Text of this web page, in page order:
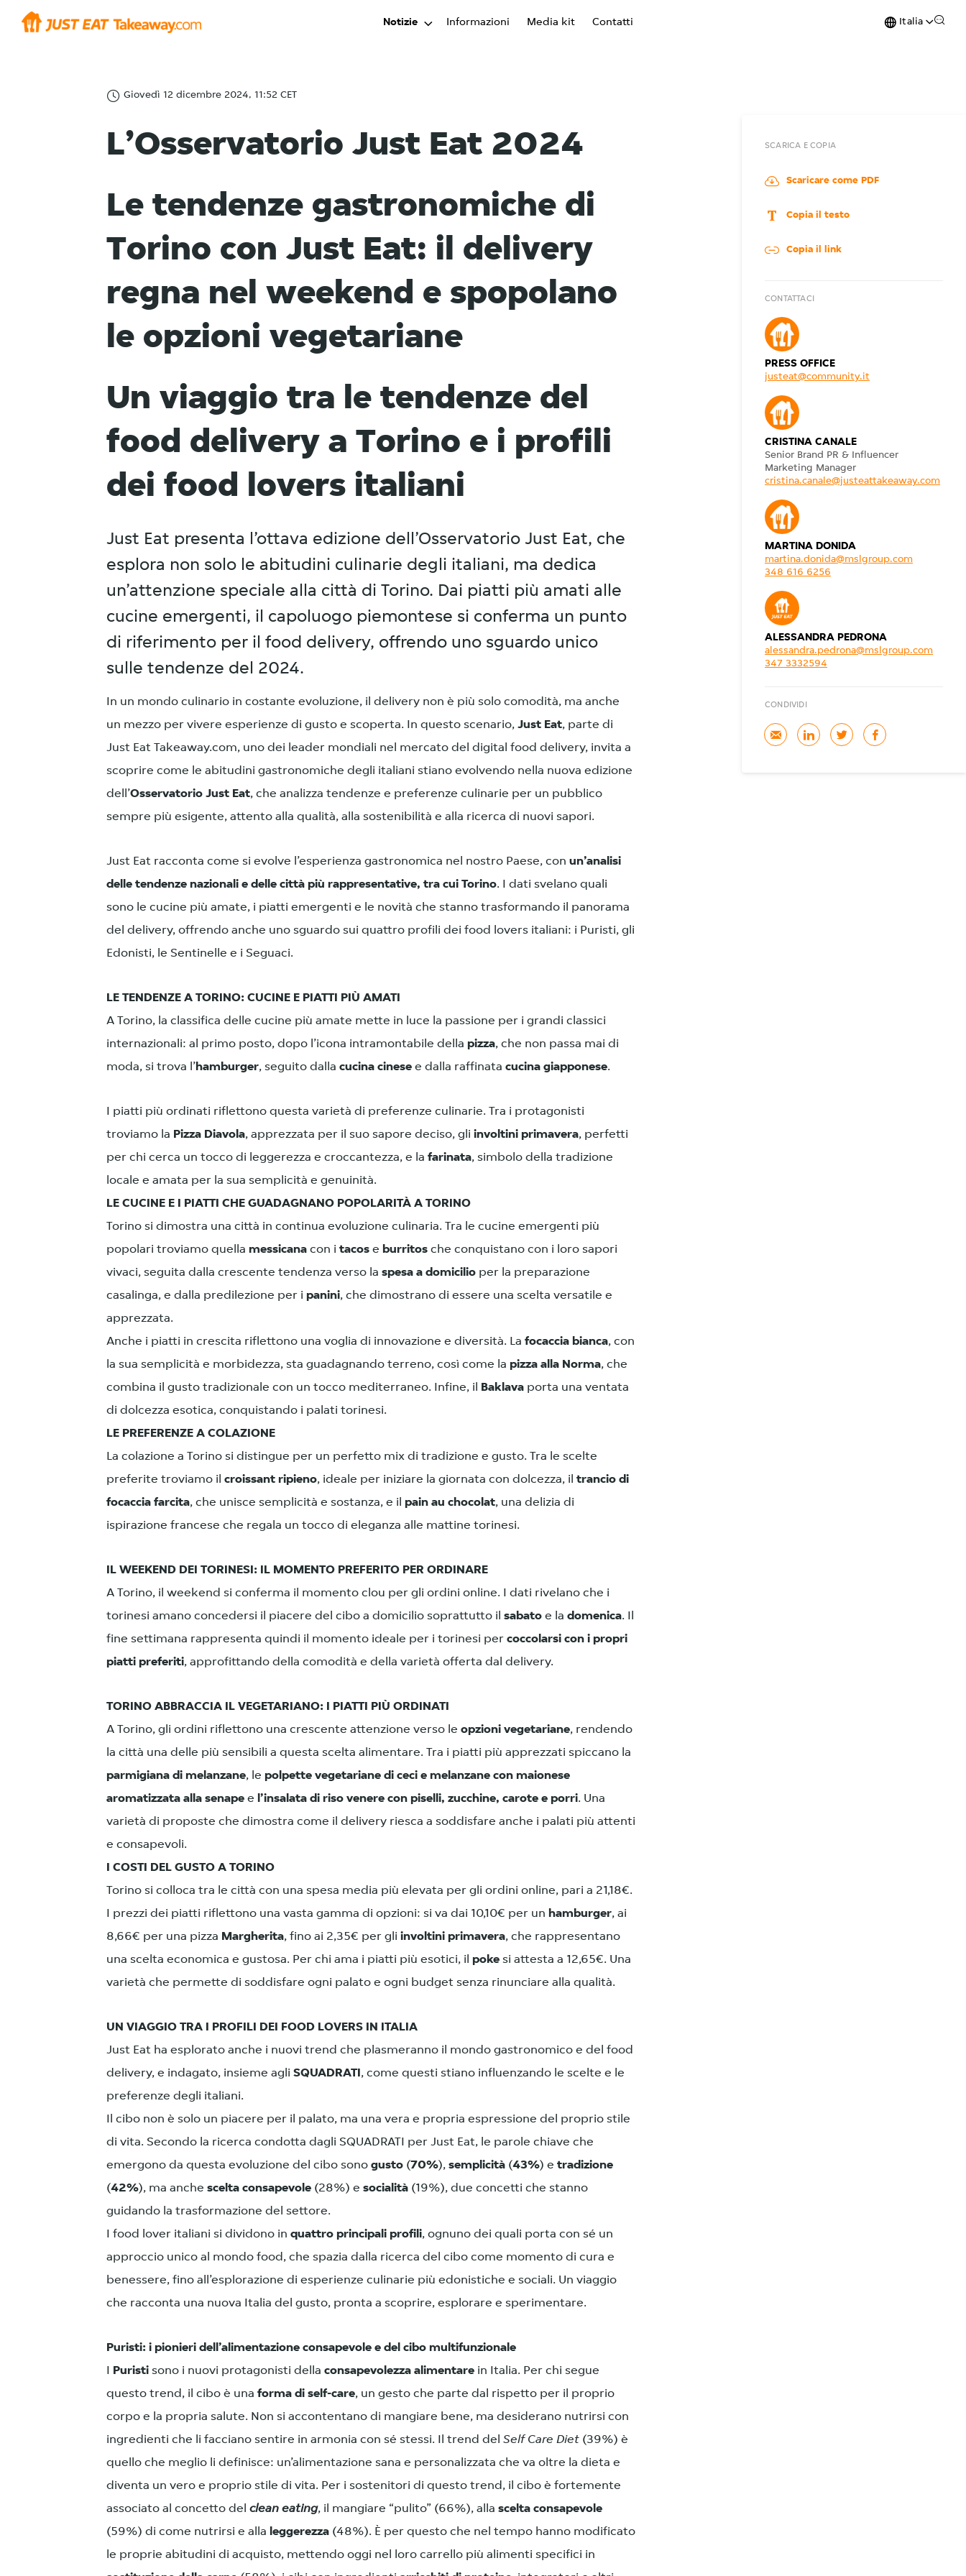
Notizie Informazioni Media kit Contatti Italia
Giovedì 12 dicembre 2024, 11:52 CET
L’Osservatorio Just Eat 2024
Le tendenze gastronomiche di
Torino con Just Eat: il delivery
regna nel weekend e spopolano
le opzioni vegetariane
Un viaggio tra le tendenze del
food delivery a Torino e i profili
dei food lovers italiani
Just Eat presenta l’ottava edizione dell’Osservatorio Just Eat, che
esplora non solo le abitudini culinarie degli italiani, ma dedica
un’attenzione speciale alla città di Torino. Dai piatti più amati alle
cucine emergenti, il capoluogo piemontese si conferma un punto
di riferimento per il food delivery, offrendo uno sguardo unico
sulle tendenze del 2024.
In un mondo culinario in costante evoluzione, il delivery non è più solo comodità, ma anche
un mezzo per vivere esperienze di gusto e scoperta. In questo scenario, Just Eat, parte di
Just Eat Takeaway.com, uno dei leader mondiali nel mercato del digital food delivery, invita a
scoprire come le abitudini gastronomiche degli italiani stiano evolvendo nella nuova edizione
dell’Osservatorio Just Eat, che analizza tendenze e preferenze culinarie per un pubblico
sempre più esigente, attento alla qualità, alla sostenibilità e alla ricerca di nuovi sapori.
Just Eat racconta come si evolve l’esperienza gastronomica nel nostro Paese, con un’analisi
delle tendenze nazionali e delle città più rappresentative, tra cui Torino. I dati svelano quali
sono le cucine più amate, i piatti emergenti e le novità che stanno trasformando il panorama
del delivery, offrendo anche uno sguardo sui quattro profili dei food lovers italiani: i Puristi, gli
Edonisti, le Sentinelle e i Seguaci.
LE TENDENZE A TORINO: CUCINE E PIATTI PIÙ AMATI
A Torino, la classifica delle cucine più amate mette in luce la passione per i grandi classici
internazionali: al primo posto, dopo l’icona intramontabile della pizza, che non passa mai di
moda, si trova l’hamburger, seguito dalla cucina cinese e dalla raffinata cucina giapponese.
I piatti più ordinati riflettono questa varietà di preferenze culinarie. Tra i protagonisti
troviamo la Pizza Diavola, apprezzata per il suo sapore deciso, gli involtini primavera, perfetti
per chi cerca un tocco di leggerezza e croccantezza, e la farinata, simbolo della tradizione
locale e amata per la sua semplicità e genuinità.
LE CUCINE E I PIATTI CHE GUADAGNANO POPOLARITÀ A TORINO
Torino si dimostra una città in continua evoluzione culinaria. Tra le cucine emergenti più
popolari troviamo quella messicana con i tacos e burritos che conquistano con i loro sapori
vivaci, seguita dalla crescente tendenza verso la spesa a domicilio per la preparazione
casalinga, e dalla predilezione per i panini, che dimostrano di essere una scelta versatile e
apprezzata.
Anche i piatti in crescita riflettono una voglia di innovazione e diversità. La focaccia bianca, con
la sua semplicità e morbidezza, sta guadagnando terreno, così come la pizza alla Norma, che
combina il gusto tradizionale con un tocco mediterraneo. Infine, il
Baklava porta una ventata
di dolcezza esotica, conquistando i palati torinesi.
LE PREFERENZE A COLAZIONE
La colazione a Torino si distingue per un perfetto mix di tradizione e gusto. Tra le scelte
preferite troviamo il croissant ripieno, ideale per iniziare la giornata con dolcezza, il trancio di
focaccia farcita, che unisce semplicità e sostanza, e il pain au chocolat, una delizia di
ispirazione francese che regala un tocco di eleganza alle mattine torinesi.
IL WEEKEND DEI TORINESI: IL MOMENTO PREFERITO PER ORDINARE
A Torino, il weekend si conferma il momento clou per gli ordini online. I dati rivelano che i
torinesi amano concedersi il piacere del cibo a domicilio soprattutto il sabato e la domenica. Il
fine settimana rappresenta quindi il momento ideale per i torinesi per coccolarsi con i propri
piatti preferiti, approfittando della comodità e della varietà offerta dal delivery.
TORINO ABBRACCIA IL VEGETARIANO: I PIATTI PIÙ ORDINATI
A Torino, gli ordini riflettono una crescente attenzione verso le opzioni vegetariane, rendendo
la città una delle più sensibili a questa scelta alimentare. Tra i piatti più apprezzati spiccano la
parmigiana di melanzane, le polpette vegetariane di ceci e melanzane con maionese
aromatizzata alla senape e l’insalata di riso venere con piselli, zucchine, carote e porri. Una
varietà di proposte che dimostra come il delivery riesca a soddisfare anche i palati più attenti
e consapevoli.
I COSTI DEL GUSTO A TORINO
Torino si colloca tra le città con una spesa media più elevata per gli ordini online, pari a 21,18€.
I prezzi dei piatti riflettono una vasta gamma di opzioni: si va dai 10,10€ per un hamburger, ai
8,66€ per una pizza Margherita, fino ai 2,35€ per gli involtini primavera, che rappresentano
una scelta economica e gustosa. Per chi ama i piatti più esotici, il poke si attesta a 12,65€. Una
varietà che permette di soddisfare ogni palato e ogni budget senza rinunciare alla qualità.
UN VIAGGIO TRA I PROFILI DEI FOOD LOVERS IN ITALIA
Just Eat ha esplorato anche i nuovi trend che plasmeranno il mondo gastronomico e del food
delivery, e indagato, insieme agli SQUADRATI , come questi stiano influenzando le scelte e le
preferenze degli italiani.
Il cibo non è solo un piacere per il palato, ma una vera e propria espressione del proprio stile
di vita. Secondo la ricerca condotta dagli SQUADRATI per Just Eat, le parole chiave che
emergono da questa evoluzione del cibo sono gusto (70%), semplicità (43%) e tradizione
(42%), ma anche scelta consapevole (28%) e socialità (19%), due concetti che stanno
guidando la trasformazione del settore.
I food lover italiani si dividono in quattro principali profili, ognuno dei quali porta con sé un
approccio unico al mondo food, che spazia dalla ricerca del cibo come momento di cura e
benessere, fino all’esplorazione di esperienze culinarie più edonistiche e sociali. Un viaggio
che racconta una nuova Italia del gusto, pronta a scoprire, esplorare e sperimentare.
Puristi: i pionieri dell’alimentazione consapevole e del cibo multifunzionale
Puristi sono i nuovi protagonisti della consapevolezza alimentare in Italia. Per chi segue
questo trend, il cibo è una forma di self-care, un gesto che parte dal rispetto per il proprio
corpo e la propria salute. Non si accontentano di mangiare bene, ma desiderano nutrirsi con
ingredienti che li facciano sentire in armonia con sé stessi. Il trend del Self Care Diet (39%) è
quello che meglio li definisce: un’alimentazione sana e personalizzata che va oltre la dieta e
diventa un vero e proprio stile di vita. Per i sostenitori di questo trend, il cibo è fortemente
associato al concetto del clean eating, il mangiare “pulito” (66%), alla scelta consapevole
(59%) di come nutrirsi e alla leggerezza (48%). È per questo che nel tempo hanno modificato
le proprie abitudini di acquisto, mettendo oggi nel loro carrello più alimenti specifici in
SCARICA E COPIA
Scaricare come PDF
Copia il testo
Copia il link
CONTATTACI
PRESS OFFICE
justeat@community.it
CRISTINA CANALE
Senior Brand PR & Influencer
Marketing Manager
cristina.canale@justeattakeaway.com
MARTINA DONIDA
martina.donida@mslgroup.com
348 616 6256
ALESSANDRA PEDRONA
alessandra.pedrona@mslgroup.com
347 3332594
CONDIVIDI